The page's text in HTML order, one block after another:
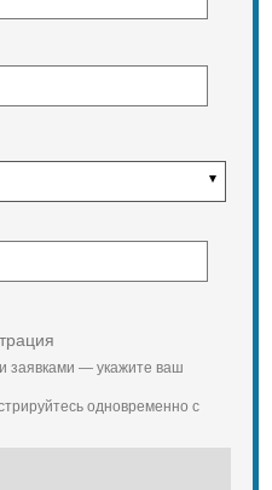
заявками — укажите ваш
одновременно с